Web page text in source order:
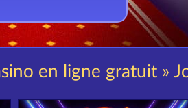
en ligne gratuit »